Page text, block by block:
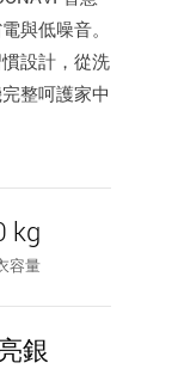
與低噪音。
設計，從洗
整呵護家中
kg
容量
銀